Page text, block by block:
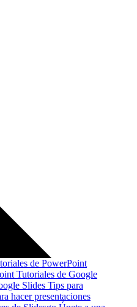
de PowerPoint
Tutoriales de Google
Slides Tips para
hacer presentaciones